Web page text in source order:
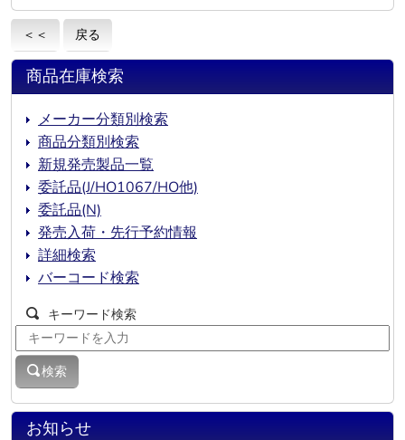
＜＜ 戻る
お知らせ
商品在庫検索
メーカー分類別検索
商品分類別検索
新規発売製品一覧
委託品(J/HO1067/HO他)
委託品(N)
発売入荷・先行予約情報
詳細検索
バーコード検索
キーワード検索
検索